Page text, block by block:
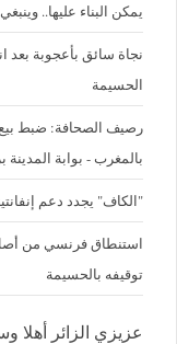
يمكن البناء عليها..
نجاة سائق بأعجوبة بعد
الحسيمة
رصيف الصحافة: ضبط بيع
بالمغرب - بوابة
"الكاف" يجدد دعم
استنطاق فرنسي من
توقيفه بالحسيمة
عزيزي الزائر أهلا